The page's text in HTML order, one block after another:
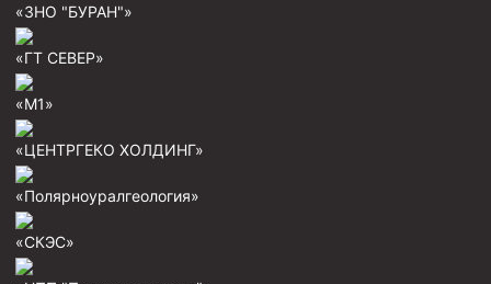
Скреперы механические
Штанголовки
Удочки ловильные
Обурочный комплекс ОК
«ЗНО "БУРАН"»
«ГТ СЕВЕР»
«М1»
«ЦЕНТРГЕКО ХОЛДИНГ»
«Полярноуралгеология»
«СКЭС»